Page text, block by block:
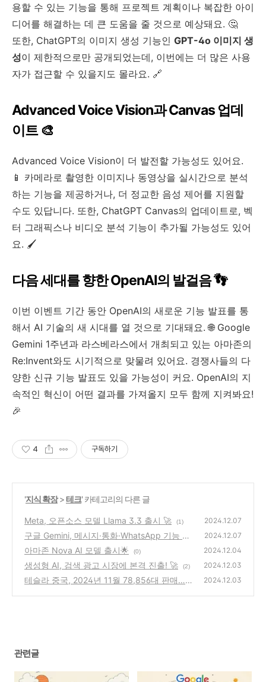
용할 수 있는 기능을 통해 프로젝트 계획이나 복잡한 아이
디어를 해결하는 데 큰 도움을 줄 것으로 예상돼요. 🤔
또한, ChatGPT의 이미지 생성 기능인 GPT-4o 이미지 생
성이 제한적으로만 공개되었는데, 이번에는 더 많은 사용
자가 접근할 수 있을지도 몰라요. 🔗
Advanced Voice Vision과 Canvas 업데
이트 🎨
Advanced Voice Vision이 더 발전할 가능성도 있어요.
📱 카메라로 촬영한 이미지나 동영상을 실시간으로 분석
하는 기능을 제공하거나, 더 정교한 음성 제어를 지원할
수도 있답니다. 또한, ChatGPT Canvas의 업데이트로, 벡
터 그래픽스나 비디오 분석 기능이 추가될 가능성도 있어
요. 🖌️
다음 세대를 향한 OpenAI의 발걸음 👣
이번 이벤트 기간 동안 OpenAI의 새로운 기능 발표를 통
해서 AI 기술의 새 시대를 열 것으로 기대돼요. 🌐 Google
Gemini 1주년과 라스베라스에서 개최되고 있는 아마존의
Re:Invent와도 시기적으로 맞물려 있어요. 경쟁사들의 다
양한 신규 기능 발표도 있을 가능성이 커요. OpenAI의 지
속적인 혁신이 어떤 결과를 가져올지 모두 함께 지켜봐요!
🎉
4 구독하기
'지식 확장>테크' 카테고리의 다른 글
Meta, 오픈소스 모델 Llama 3.3 출시 🚀 (1) 2024.12.07
구글 Gemini, 메시지·통화·WhatsApp 기능 확
장
(1)
2024.12.07
아마존 Nova AI 모델 출시🌟 (0) 2024.12.04
생성형 AI, 검색 광고 시장에 본격 진출! 🚀 (2) 2024.12.03
테슬라 중국, 2024년 11월 78,856대 판매…
2024.12.03
관련글